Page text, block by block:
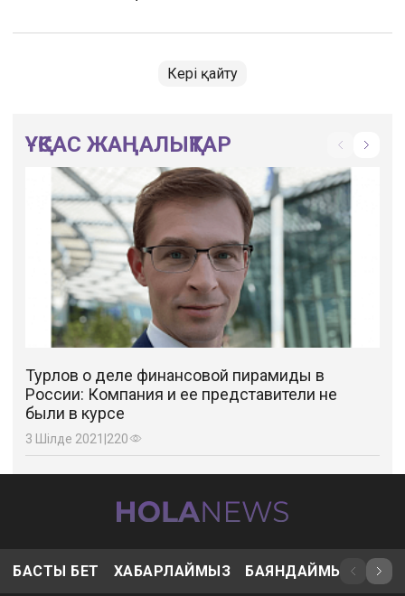
Кері қайту
ҰҚСАС ЖАҢАЛЫҚТАР
Турлов о деле финансовой пирамиды в
России: Компания и ее представители не
были в курсе
3 Шілде 2021 220
БАСТЫ БЕТ ХАБАРЛАЙМЫЗ БАЯНДАЙМЫЗ